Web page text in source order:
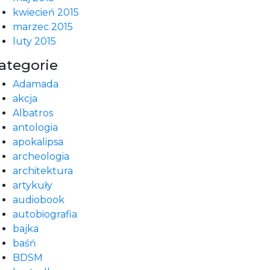
kwiecień 2015
marzec 2015
luty 2015
Adamada
akcja
Albatros
antologia
apokalipsa
archeologia
architektura
artykuły
audiobook
autobiografia
bajka
baśń
BDSM